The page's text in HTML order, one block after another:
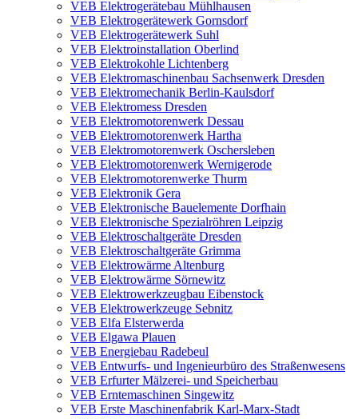
VEB Elektrogerätebau Mühlhausen
VEB Elektrogerätewerk Gornsdorf
VEB Elektrogerätewerk Suhl
VEB Elektroinstallation Oberlind
VEB Elektrokohle Lichtenberg
VEB Elektromaschinenbau Sachsenwerk Dresden
VEB Elektromechanik Berlin-Kaulsdorf
VEB Elektromess Dresden
VEB Elektromotorenwerk Dessau
VEB Elektromotorenwerk Hartha
VEB Elektromotorenwerk Oschersleben
VEB Elektromotorenwerk Wernigerode
VEB Elektromotorenwerke Thurm
VEB Elektronik Gera
VEB Elektronische Bauelemente Dorfhain
VEB Elektronische Spezialröhren Leipzig
VEB Elektroschaltgeräte Dresden
VEB Elektroschaltgeräte Grimma
VEB Elektrowärme Altenburg
VEB Elektrowärme Sörnewitz
VEB Elektrowerkzeugbau Eibenstock
VEB Elektrowerkzeuge Sebnitz
VEB Elfa Elsterwerda
VEB Elgawa Plauen
VEB Energiebau Radebeul
VEB Entwurfs- und Ingenieurbüro des Straßenwesens
VEB Erfurter Mälzerei- und Speicherbau
VEB Erntemaschinen Singewitz
VEB Erste Maschinenfabrik Karl-Marx-Stadt